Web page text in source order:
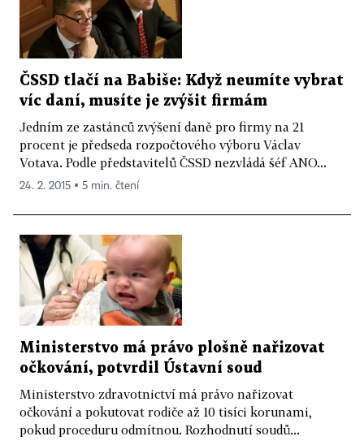
ČSSD tlačí na Babiše: Když neumíte vybrat
víc daní, musíte je zvýšit firmám
Jedním ze zastánců zvýšení daně pro firmy na 21
procent je předseda rozpočtového výboru Václav
Votava. Podle představitelů ČSSD nezvládá šéf ANO...
24. 2. 2015 ▪ 5 min. čtení
Ministerstvo má právo plošně nařizovat
očkování, potvrdil Ústavní soud
Ministerstvo zdravotnictví má právo nařizovat
očkování a pokutovat rodiče až 10 tisíci korunami,
pokud proceduru odmítnou. Rozhodnutí soudů...